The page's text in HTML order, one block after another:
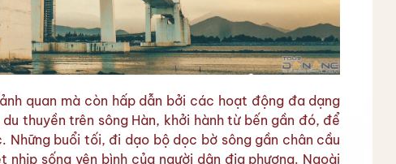
quan mà còn hấp dẫn bởi các hoạt động đa dạng
thuyền trên sông Hàn, khởi hành từ bến gần đó, để
Những buổi tối, đi dạo bộ dọc bờ sông gần chân cầu
sống yên bình của người dân địa phương. Ngoài